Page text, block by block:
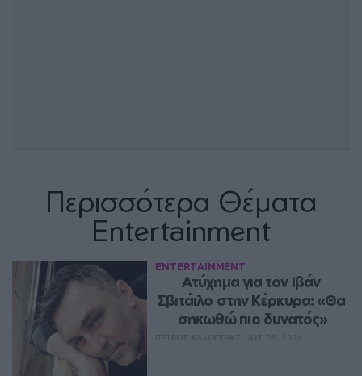
Περισσότερα Θέματα
Entertainment
ENTERTAINMENT
Ατύχημα για τον Ιβάν
Σβιτάιλο στην Κέρκυρα: «Θα
σηκωθώ πιο δυνατός»